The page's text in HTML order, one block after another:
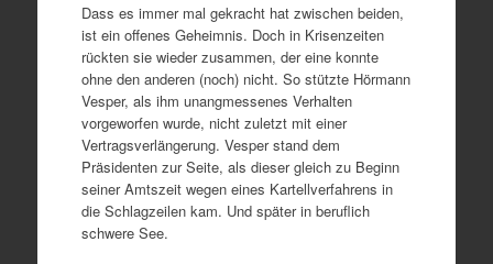
Dass es immer mal gekracht hat zwischen beiden,
ist ein offenes Geheimnis. Doch in Krisenzeiten
rückten sie wieder zusammen, der eine konnte
ohne den anderen (noch) nicht. So stützte Hörmann
Vesper, als ihm unangmessenes Verhalten
vorgeworfen wurde, nicht zuletzt mit einer
Vertragsverlängerung. Vesper stand dem
Präsidenten zur Seite, als dieser gleich zu Beginn
seiner Amtszeit wegen eines Kartellverfahrens in
die Schlagzeilen kam. Und später in beruflich
schwere See.